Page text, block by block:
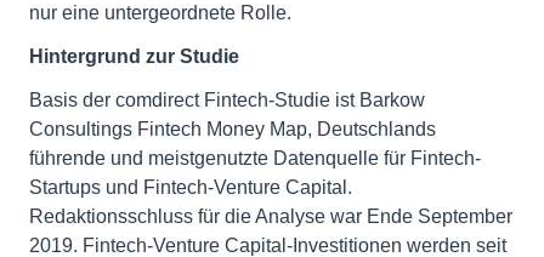
nur eine untergeordnete Rolle.
Hintergrund zur Studie
Basis der comdirect Fintech-Studie ist Barkow
Consultings Fintech Money Map, Deutschlands
führende und meistgenutzte Datenquelle für Fintech-
Startups und Fintech-Venture Capital.
Redaktionsschluss für die Analyse war Ende September
2019. Fintech-Venture Capital-Investitionen werden seit